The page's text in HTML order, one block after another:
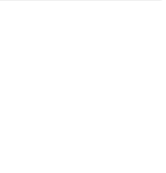
。なるべくお早めにお召